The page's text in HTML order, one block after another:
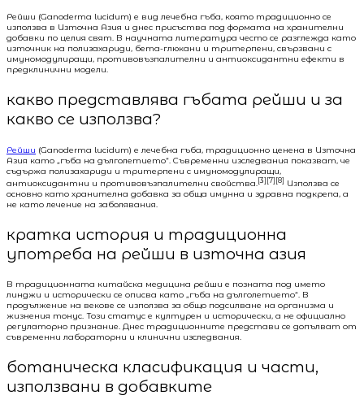
Рейши (Ganoderma lucidum) е вид лечебна гъба, която традиционно се
използва в Източна Азия и днес присъства под формата на хранителни
добавки по целия свят. В научната литература често се разглежда като
източник на полизахариди, бета-глюкани и тритерпени, свързвани с
имуномодулиращи, противовъзпалителни и антиоксидантни ефекти в
предклинични модели.
какво представлява гъбата рейши и за
какво се използва?
Рейши (Ganoderma lucidum) е лечебна гъба, традиционно ценена в Източна
Азия като „гъба на дълголетието“. Съвременни изследвания показват, че
съдържа полизахариди и тритерпени с имуномодулиращи,
антиоксидантни и противовъзпалителни свойства.[3][7][8] Използва се
основно като хранителна добавка за обща имунна и здравна подкрепа, а
не като лечение на заболявания.
кратка история и традиционна
употреба на рейши в източна азия
В традиционната китайска медицина рейши е позната под името
линджи и исторически се описва като „гъба на дълголетието“. В
продължение на векове се използва за общо подсилване на организма и
жизнения тонус. Този статус е културен и исторически, а не официално
регулаторно признание. Днес традиционните представи се допълват от
съвременни лабораторни и клинични изследвания.
ботаническа класификация и части,
използвани в добавките